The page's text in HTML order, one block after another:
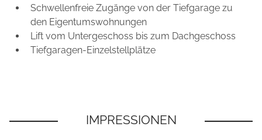
Schwellenfreie Zugänge von der Tiefgarage zu
den Eigentumswohnungen
Lift vom Untergeschoss bis zum Dachgeschoss
Tiefgaragen-Einzelstellplätze